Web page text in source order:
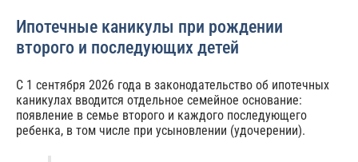
Ипотечные каникулы при рождении
второго и последующих детей
С 1 сентября 2026 года в законодательство об ипотечных
каникулах вводится отдельное семейное основание:
появление в семье второго и каждого последующего
ребенка, в том числе при усыновлении (удочерении).